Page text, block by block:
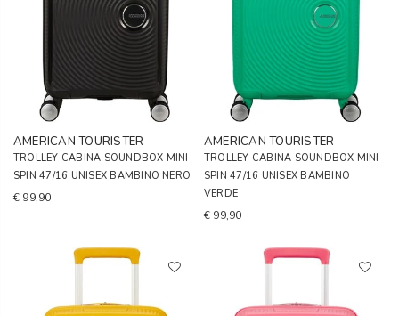
AMERICAN TOURISTER
TROLLEY CABINA SOUNDBOX MINI
SPIN 47/16 UNISEX BAMBINO NERO
€ 99,90
AMERICAN TOURISTER
TROLLEY CABINA SOUNDBOX MINI
SPIN 47/16 UNISEX BAMBINO
VERDE
€ 99,90